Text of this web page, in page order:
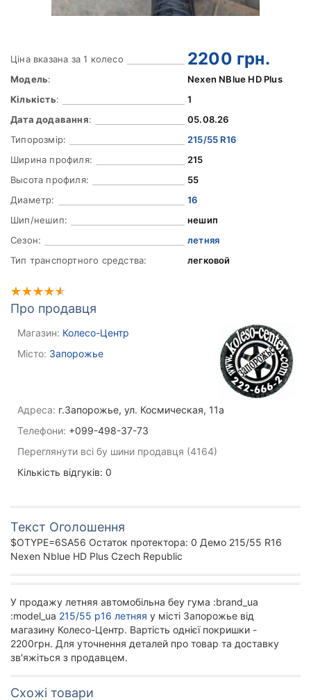
Ціна вказана за 1 колесо 2200 грн.
Модель:
Nexen NBlue HD Plus
Кількість:
1
Дата додавання:
05.08.26
Типорозмір:
215/55 R16
Ширина профиля:
215
Высота профиля:
55
Диаметр:
16
Шип/нешип:
нешип
Сезон:
летняя
Тип транспортного средства:
легковой
Про продавця
Магазин: Колесо-Центр
Місто: Запорожье
Адреса: г.Запорожье, ул. Космическая, 11а
Телефони: +099-498-37-73
Переглянути всі бу шини продавця (4164)
Кількість відгуків: 0
Текст Оголошення
$OTYPE=6SA56 Остаток протектора: 0 Демо 215/55 R16
Nexen Nblue HD Plus Czech Republic
У продажу летняя автомобільна беу гума :brand_ua
:model_ua 215/55 р16 летняя у місті Запорожье від
магазину Колесо-Центр. Вартість однієї покришки -
2200грн. Для уточнення деталей про товар та доставку
зв'яжіться з продавцем.
Схожі товари